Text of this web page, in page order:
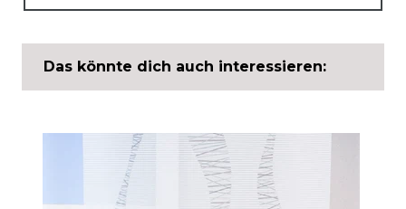
Das könnte dich auch interessieren: